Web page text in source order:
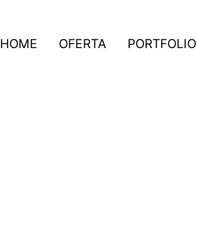
HOME OFERTA PORTFOLIO